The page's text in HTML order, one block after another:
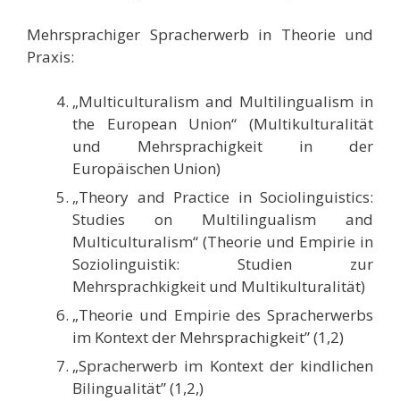
Mehrsprachiger Spracherwerb in Theorie und
Praxis:
„Multiculturalism and Multilingualism in
the European Union“ (Multikulturalität
und Mehrsprachigkeit in der
Europäischen Union)
„Theory and Practice in Sociolinguistics:
Studies on Multilingualism and
Multiculturalism“ (Theorie und Empirie in
Soziolinguistik: Studien zur
Mehrsprachkigkeit und Multikulturalität)
„Theorie und Empirie des Spracherwerbs
im Kontext der Mehrsprachigkeit” (1,2)
„Spracherwerb im Kontext der kindlichen
Bilingualität” (1,2,)